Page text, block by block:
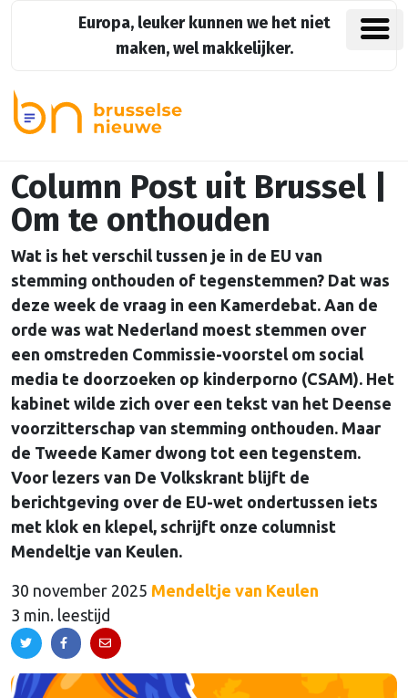
Europa, leuker kunnen we het niet
maken, wel makkelijker.
Column Post uit Brussel |
Om te onthouden
Wat is het verschil tussen je in de EU van
stemming onthouden of tegenstemmen? Dat was
deze week de vraag in een Kamerdebat. Aan de
orde was wat Nederland moest stemmen over
een omstreden Commissie-voorstel om social
media te doorzoeken op kinderporno (CSAM). Het
kabinet wilde zich over een tekst van het Deense
voorzitterschap van stemming onthouden. Maar
de Tweede Kamer dwong tot een tegenstem.
Voor lezers van De Volkskrant blijft de
berichtgeving over de EU-wet ondertussen iets
met klok en klepel, schrijft onze columnist
Mendeltje van Keulen.
30 november 2025 Mendeltje van Keulen
3 min. leestijd